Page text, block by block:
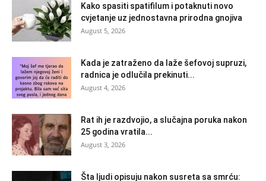
Kako spasiti spatifilum i potaknuti novo
cvjetanje uz jednostavna prirodna gnojiva
August 5, 2026
Kada je zatraženo da laže šefovoj supruzi,
radnica je odlučila prekinuti...
August 4, 2026
Rat ih je razdvojio, a slučajna poruka nakon
25 godina vratila...
August 3, 2026
Šta ljudi opisuju nakon susreta sa smrću: